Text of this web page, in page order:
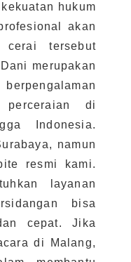
hukum
akan
cerai tersebut
merupakan
perceraian di
Indonesia.
namun
resmi kami.
layanan
bisa
cepat. Jika
di Malang,